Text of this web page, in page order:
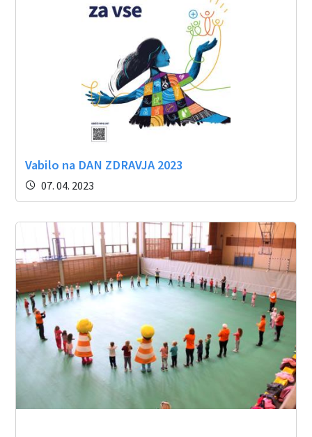
Vabilo na DAN ZDRAVJA 2023
07. 04. 2023